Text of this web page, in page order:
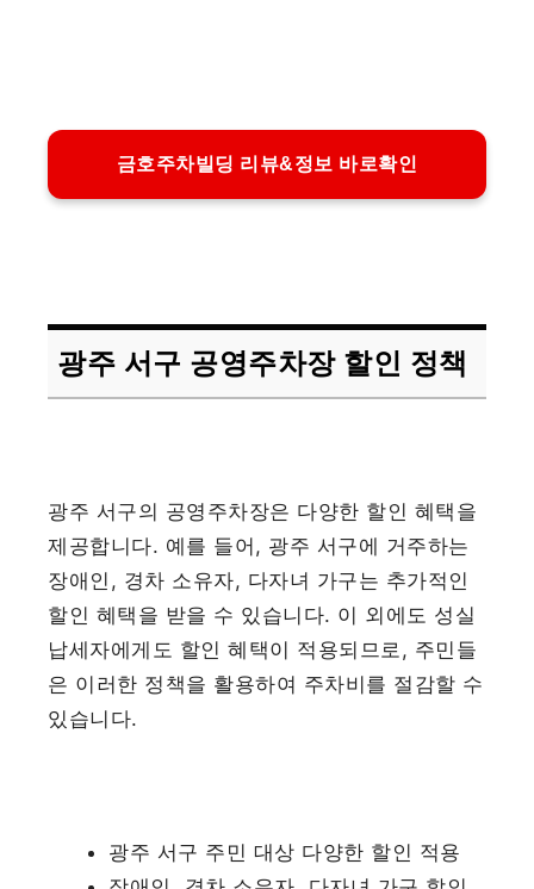
금호주차빌딩 리뷰&정보 바로확인
광주 서구 공영주차장 할인 정책
광주 서구의 공영주차장은 다양한 할인 혜택을
제공합니다. 예를 들어, 광주 서구에 거주하는
장애인, 경차 소유자, 다자녀 가구는 추가적인
할인 혜택을 받을 수 있습니다. 이 외에도 성실
납세자에게도 할인 혜택이 적용되므로, 주민들
은 이러한 정책을 활용하여 주차비를 절감할 수
있습니다.
광주 서구 주민 대상 다양한 할인 적용